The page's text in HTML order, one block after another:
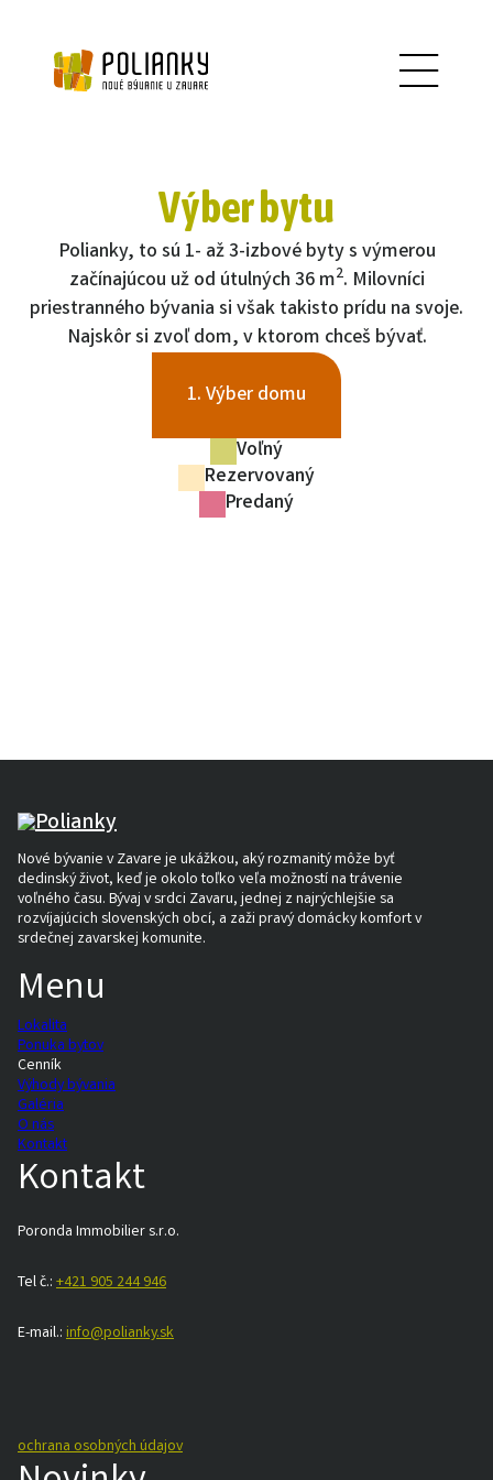
Výber bytu
Polianky, to sú 1- až 3-izbové byty s výmerou
začínajúcou už od útulných 36 m2. Milovníci
priestranného bývania si však takisto prídu na svoje.
Najskôr si zvoľ dom, v ktorom chceš bývať.
1. Výber domu
Voľný
Rezervovaný
Predaný
Nové bývanie v Zavare je ukážkou, aký rozmanitý môže byť
dedinský život, keď je okolo toľko veľa možností na trávenie
voľného času. Bývaj v srdci Zavaru, jednej z najrýchlejšie sa
rozvíjajúcich slovenských obcí, a zaži pravý domácky komfort v
srdečnej zavarskej komunite.
Menu
Lokalita
Ponuka bytov
Cenník
Výhody bývania
Galéria
O nás
Kontakt
Kontakt
Poronda Immobilier s.r.o.
Tel č.: +421 905 244 946
E-mail.: info@polianky.sk
ochrana osobných údajov